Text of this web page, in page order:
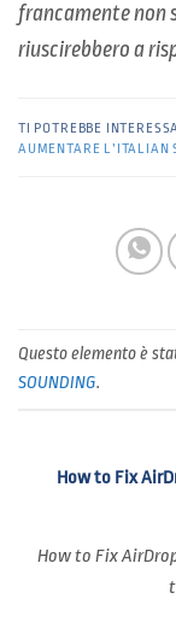
francamente non
riuscirebbero a
TI POTREBBE
AUMENTARE L’ITALIAN
Questo elemento è
SOUNDING.
How to Fix
How to Fix